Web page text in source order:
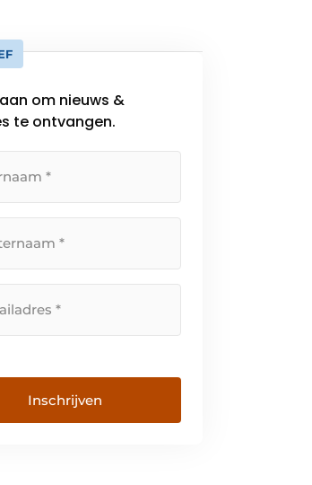
om nieuws &
te ontvangen.